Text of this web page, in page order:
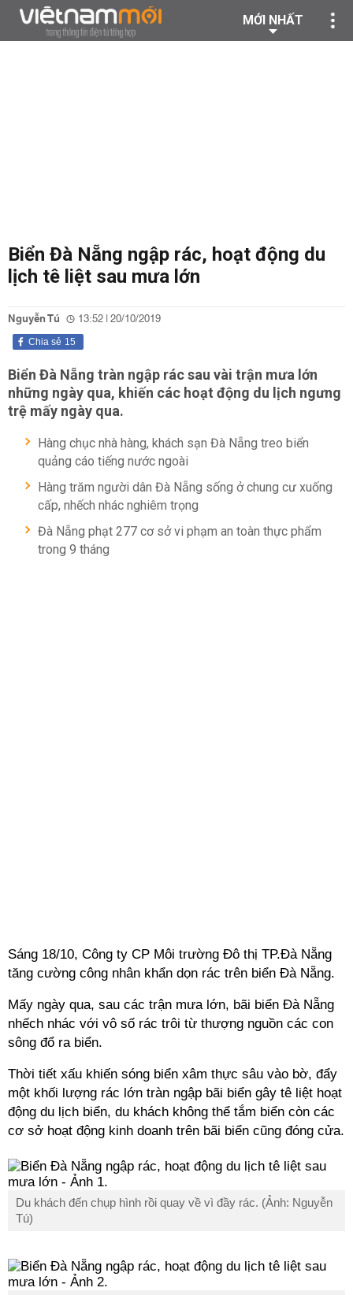
MỚI NHẤT
Biển Đà Nẵng ngập rác, hoạt động du
lịch tê liệt sau mưa lớn
Nguyễn Tú 13:52 | 20/10/2019
15
Chia sẻ
Biển Đà Nẵng tràn ngập rác sau vài trận mưa lớn
những ngày qua, khiến các hoạt động du lịch ngưng
trệ mấy ngày qua.
Hàng chục nhà hàng, khách sạn Đà Nẵng treo biển
quảng cáo tiếng nước ngoài
Hàng trăm người dân Đà Nẵng sống ở chung cư xuống
cấp, nhếch nhác nghiêm trọng
Đà Nẵng phạt 277 cơ sở vi phạm an toàn thực phẩm
trong 9 tháng
Sáng 18/10, Công ty CP Môi trường Đô thị TP.Đà Nẵng
tăng cường công nhân khẩn dọn rác trên biển Đà Nẵng.
Mấy ngày qua, sau các trận mưa lớn, bãi biển Đà Nẵng
nhếch nhác với vô số rác trôi từ thượng nguồn các con
sông đổ ra biển.
Thời tiết xấu khiến sóng biển xâm thực sâu vào bờ, đẩy
một khối lượng rác lớn tràn ngập bãi biển gây tê liệt hoạt
động du lịch biển, du khách không thể tắm biển còn các
cơ sở hoạt động kinh doanh trên bãi biển cũng đóng cửa.
Du khách đến chụp hình rồi quay về vì đầy rác. (Ảnh: Nguyễn
Tú)